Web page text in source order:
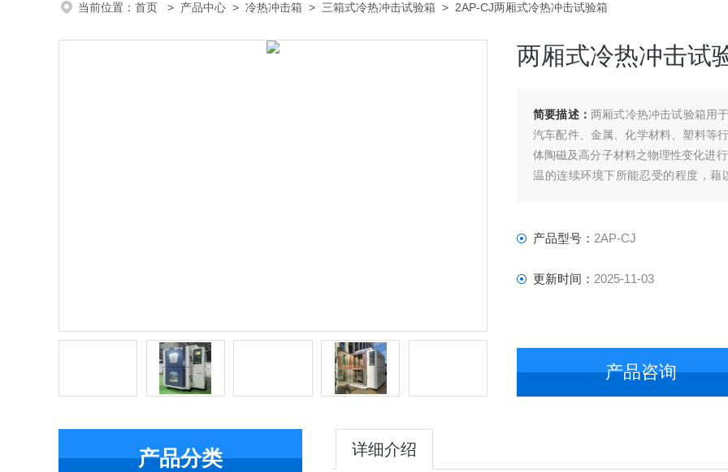
当前位置： 首页 > 产品中心 > 冷热冲击箱 > 三箱式冷热冲击试验箱 > 2AP-CJ两厢式冷热冲击试验箱
两厢式冷热冲击试
简要描述： 两厢式冷热冲击试验箱用
汽车配件、金属、化学材料、塑料等
体陶磁及高分子材料之物理性变化进
温的连续环境下所能忍受的程度，
产品型号： 2AP-CJ
更新时间： 2025-11-03
产品咨询
产品分类 详细介绍